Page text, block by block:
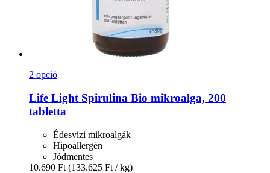
2 opció
Life Light Spirulina Bio mikroalga, 200
tabletta
Édesvízi mikroalgák
Hipoallergén
Jódmentes
10.690 Ft (133.625 Ft / kg)